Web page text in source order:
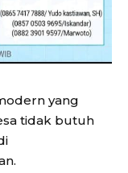
yang
tidak butuh